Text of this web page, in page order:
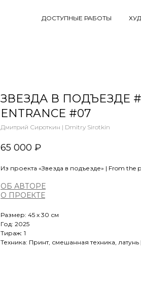
ДОСТУПНЫЕ РАБОТЫ
ЗВЕЗДА В ПОДЪЕЗДЕ
ENTRANCE #07
Дмитрий Сироткин | Dmitry Sirotkin
65 000 ₽
Из проекта «Звезда в подъезде» | From the
ОБ АВТОРЕ
О ПРОЕКТЕ
Размер: 45 х 30 см
Год: 2025
Тираж: 1
Техника: Принт, смешанная техника, латунь